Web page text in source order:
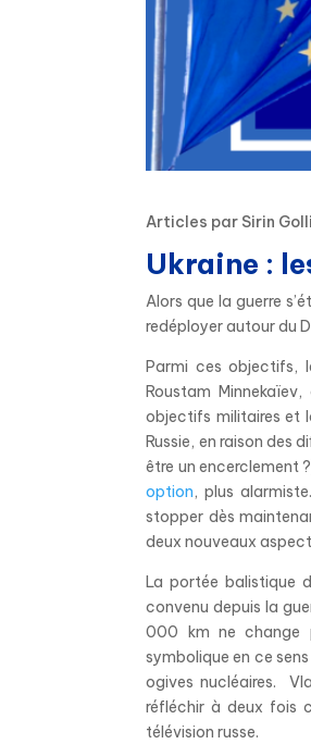
Articles par Sirin
Ukraine :
Alors que la guerre
redéployer autour du
Parmi ces objectifs,
Roustam
objectifs militaires et
Russie, en raison des
être un encerclement
option, plus
stopper dès
deux nouveaux
La portée balistique
convenu depuis la
000 km ne change
symbolique en ce
ogives nucléaires.
réfléchir à deux fois
télévision russe.